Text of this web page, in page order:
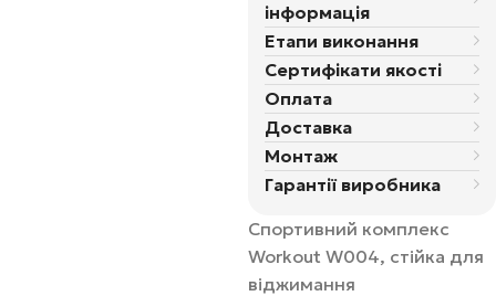
інформація
Етапи виконання
Сертифікати якості
Оплата
Доставка
Монтаж
Гарантії виробника
Спортивний комплекс
Workout W004, стійка для
віджимання